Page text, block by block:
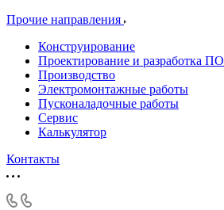
Прочие направления
Конструирование
Проектирование и разработка ПО
Производство
Электромонтажные работы
Пусконаладочные работы
Сервис
Калькулятор
Контакты